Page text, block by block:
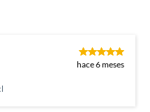
hace 6 meses